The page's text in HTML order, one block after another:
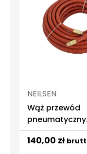
NEILSEN
Wąż przewód
pneumatyczny
olejoodporny
140,00 zł